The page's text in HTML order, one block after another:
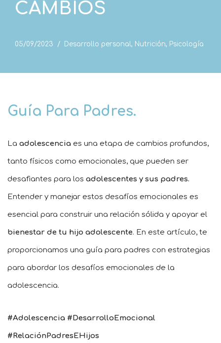
CAMBIOS
05/09/2023 Desarrollo personal, Nutrición, Psicología
Guía Para Padres.
La adolescencia es una etapa de cambios profundos,
tanto físicos como emocionales, que pueden ser
desafiantes para los adolescentes y sus padres.
Entender y manejar estos desafíos emocionales es
esencial para construir una relación sólida y apoyar el
bienestar de tu hijo adolescente. En este artículo, te
proporcionamos una guía para padres con estrategias
para abordar los desafíos emocionales de la
adolescencia.
#Adolescencia #DesarrolloEmocional
#RelaciónPadresEHijos